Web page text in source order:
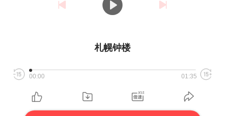
札幌钟楼
00:00 01:35